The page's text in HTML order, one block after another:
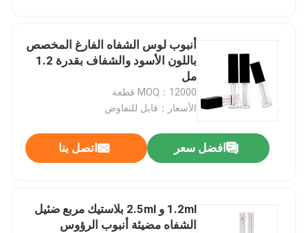
أنبوب لوس الشفاه الفارغ المخصص
باللون الأسود والشفاف بقدرة 1.2
مل
MOQ：12000 قطعة
الأسعار：قابل للتفاوض
افضل سعر اتصل بنا
1.2ml و 2.5ml بلاستيك مربع ضئيل
الشفاه مضيئة أنبوب الرؤوس